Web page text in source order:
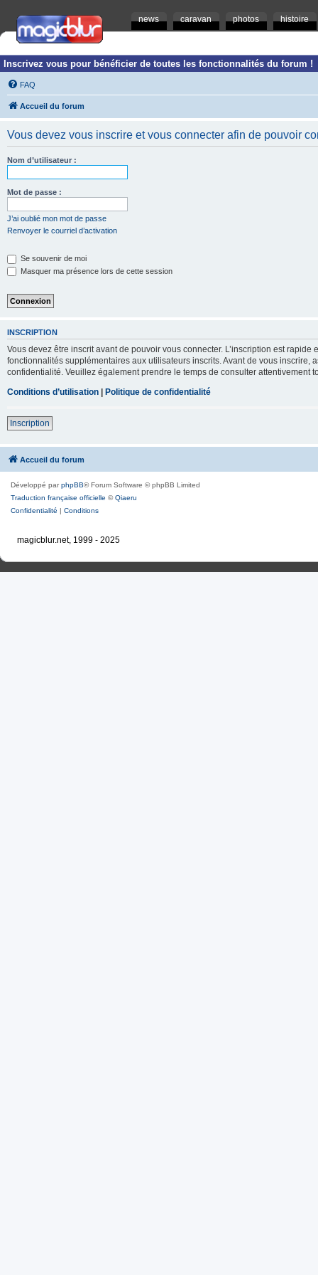
news caravan photos histoire
Inscrivez vous pour bénéficier de toutes les fonctionnalités du forum !
FAQ
Accueil du forum
Vous devez vous inscrire et vous connecter afin de pouvoir
Nom d’utilisateur :
Mot de passe :
J’ai oublié mon mot de passe
Renvoyer le courriel d’activation
Se souvenir de moi
Masquer ma présence lors de cette session
INSCRIPTION
Vous devez être inscrit avant de pouvoir vous connecter. L’inscription est
fonctionnalités supplémentaires aux utilisateurs inscrits. Avant de vous inscrire,
confidentialité. Veuillez également prendre le temps de consulter attentivement
Conditions d’utilisation | Politique de confidentialité
Inscription
Accueil du forum
Développé parphpBB® Forum Software © phpBB Limited
Traduction française officielle ©Qiaeru
Confidentialité | Conditions
magicblur.net, 1999 - 2025